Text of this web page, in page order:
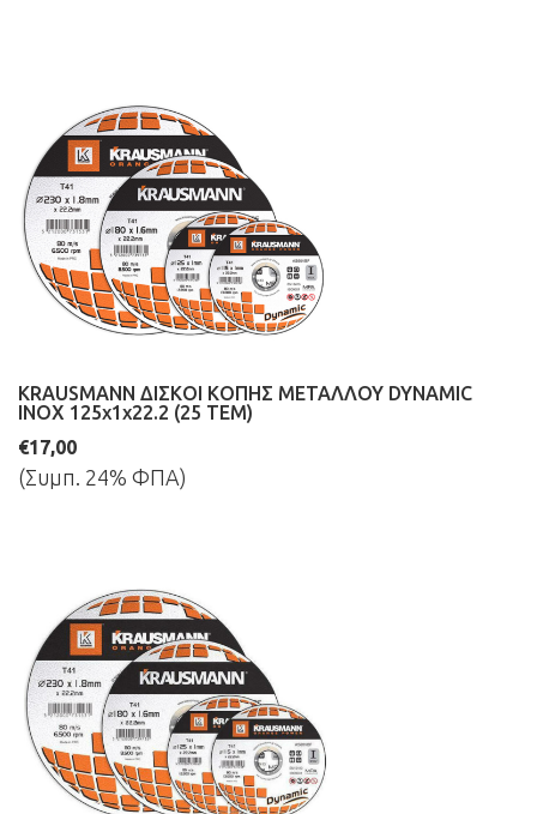
KRAUSMANN ΔΙΣΚΟΙ ΚΟΠΗΣ ΜΕΤΑΛΛΟΥ DYNAMIC
INOX 125x1x22.2 (25 ΤΕΜ)
€17,00
(Συμπ. 24% ΦΠΑ)